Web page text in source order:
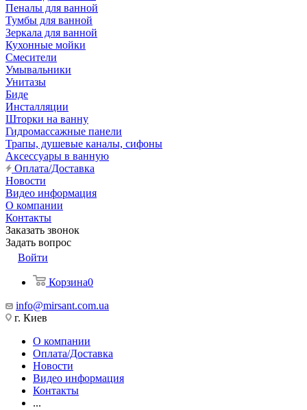
Пеналы для ванной
Тумбы для ванной
Зеркала для ванной
Кухонные мойки
Смесители
Умывальники
Унитазы
Биде
Инсталляции
Шторки на ванну
Гидромассажные панели
Трапы, душевые каналы, сифоны
Аксессуары в ванную
Оплата/Доставка
Новости
Видео информация
О компании
Контакты
Заказать звонок
Задать вопрос
Войти
Корзина0
info@mirsant.com.ua
г. Киев
О компании
Оплата/Доставка
Новости
Видео информация
Контакты
...